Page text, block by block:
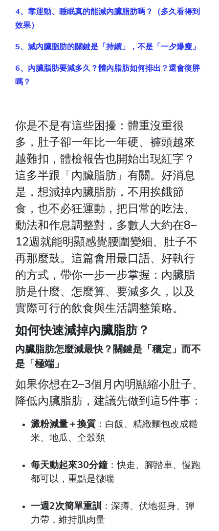
4、靠運動、睡眠真的能減內臟脂肪嗎？（多久看得到
效果）
5、減內臟脂肪的關鍵是「持續」，不是「一夕爆瘦」
6、內臟脂肪要減多久？體內脂肪如何排出？還會復胖
嗎？
你是不是有這些困擾：體重沒重很
多，肚子卻一年比一年硬、褲頭越來
越難扣，體檢報告也開始出現紅字？
這多半跟「內臟脂肪」有關。好消息
是，想減掉內臟脂肪，不用挨餓節
食，也不必狂運動，把日常的吃法、
動法和作息調整對，多數人大約在8–
12週就能明顯感覺腰圍變細、肚子不
再那麼鼓。這篇會用最口語、好執行
的方式，帶你一步一步掌握：內臟脂
肪是什麼、怎麼算、要減多久，以及
實際可行的飲食與生活調整策略。
如何快速減掉內臟脂肪？
內臟脂肪怎麼減最快？關鍵是「穩定」而不
是「極端」
如果你想在2–3個月內明顯縮小肚子、
降低內臟脂肪，建議先做到這5件事：
澱粉減量＋換質 ：白飯、精緻麵包改成糙
米、地瓜、全穀類
每天動起來30分鐘：快走、腳踏車、慢跑
都可以，重點是微喘
一週2次簡單重訓 ：深蹲、伏地挺身、彈
力帶，維持肌肉量